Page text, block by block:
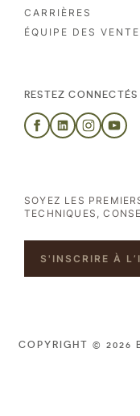
CARRIÈRES
ÉQUIPE DES
RESTEZ CONNECTÉS
SOYEZ LES
TECHNIQUES,
S'INSCRIRE À
COPYRIGHT © 2026